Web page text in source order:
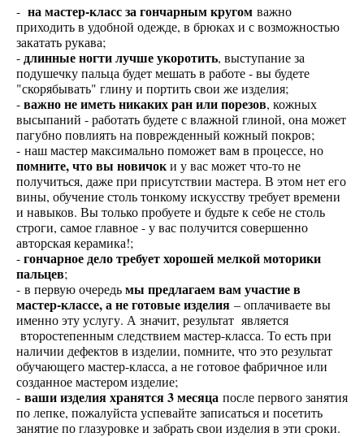
- на мастер-класс за гончарным кругом важно
приходить в удобной одежде, в брюках и с возможностью
закатать рукава;
-длинные ногти лучше укоротить, выступание за
подушечку пальца будет мешать в работе - вы будете
"скорябывать" глину и портить свои же изделия;
-важно не иметь никаких ран или порезов, кожных
высыпаний - работать будете с влажной глиной, она может
пагубно повлиять на поврежденный кожный покров;
- наш мастер максимально поможет вам в процессе, но
помните, что вы новичоки у вас может что-то не
получиться, даже при присутствии мастера. В этом нет его
вины, обучение столь тонкому искусству требует времени
и навыков. Вы только пробуете и будьте к себе не столь
строги, самое главное - у вас получится совершенно
авторская керамика!;
-гончарное дело требует хорошей мелкой моторики
пальцев;
- в первую очередьмы предлагаем вам участие в
мастер-классе, а не готовые изделия – оплачиваете вы
именно эту услугу. А значит, результат является
второстепенным следствием мастер-класса. То есть при
наличии дефектов в изделии, помните, что это результат
обучающего мастер-класса, а не готовое фабричное или
созданное мастером изделие;
- ваши изделия хранятся 3 месяца после первого занятия
по лепке, пожалуйста успевайте записаться и посетить
занятие по глазуровке и забрать свои изделия в эти сроки.